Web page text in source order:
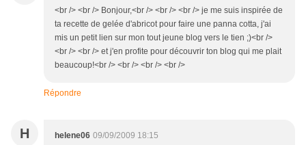
<br /> <br /> Bonjour,<br /> <br /> <br /> je me suis inspirée de
ta recette de gelée d'abricot pour faire une panna cotta, j'ai
mis un petit lien sur mon tout jeune blog vers le tien ;)<br />
<br /> <br /> et j'en profite pour découvrir ton blog qui me plait
beaucoup!<br /> <br /> <br /> <br />
Répondre
H helene06 09/09/2009 18:15